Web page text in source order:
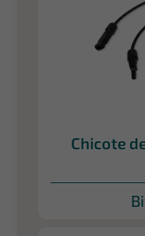
Chicote